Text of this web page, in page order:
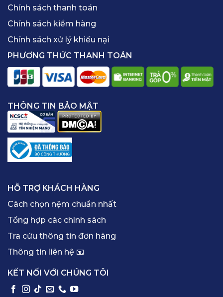
Chính sách thanh toán
Chính sách kiểm hàng
Chính sách xử lý khiếu nại
PHƯƠNG THỨC THANH TOÁN
THÔNG TIN BẢO MẬT
HỖ TRỢ KHÁCH HÀNG
Cách chọn nệm chuẩn nhất
Tổng hợp các chính sách
Tra cứu thông tin đơn hàng
Thông tin liên hệ 📧
KẾT NỐI VỚI CHÚNG TÔI